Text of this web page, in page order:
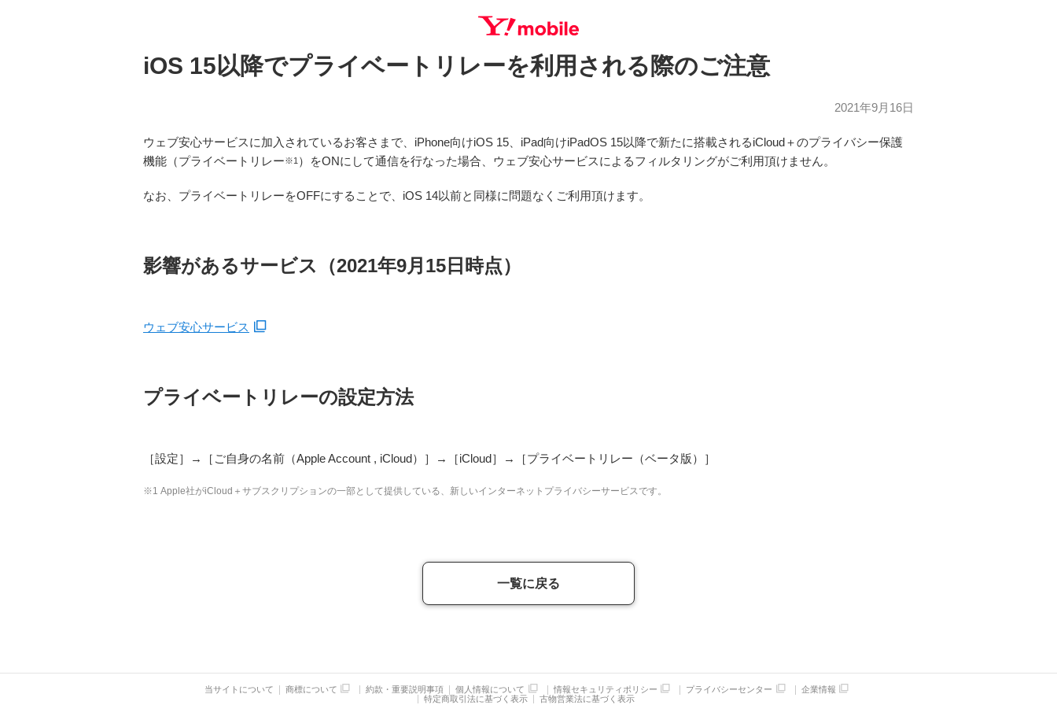
SEARCH
iOS 15以降でプライベートリレーを利用される際のご注意
2021年9月16日
ウェブ安心サービスに加入されているお客さまで、iPhone向けiOS 15、iPad向けiPadOS 15以降で新たに搭載されるiCloud＋のプライバシー保護
機能（プライベートリレー※1 ）をONにして通信を行なった場合、ウェブ安心サービスによるフィルタリングがご利用頂けません。
なお、プライベートリレーをOFFにすることで、iOS 14以前と同様に問題なくご利用頂けます。
影響があるサービス（2021年9月15日時点）
ウェブ安心サービス
プライベートリレーの設定方法
［設定］→［ご自身の名前（Apple Account , iCloud）］→［iCloud］→［プライベートリレー（ベータ版）］
※1 Apple社がiCloud＋サブスクリプションの一部として提供している、新しいインターネットプライバシーサービスです。
一覧に戻る
当サイトについて 商標について 約款・重要説明事項 個人情報について 情報セキュリティポリシー プライバシーセンター
企業情報
特定商取引法に基づく表示
古物営業法に基づく表示